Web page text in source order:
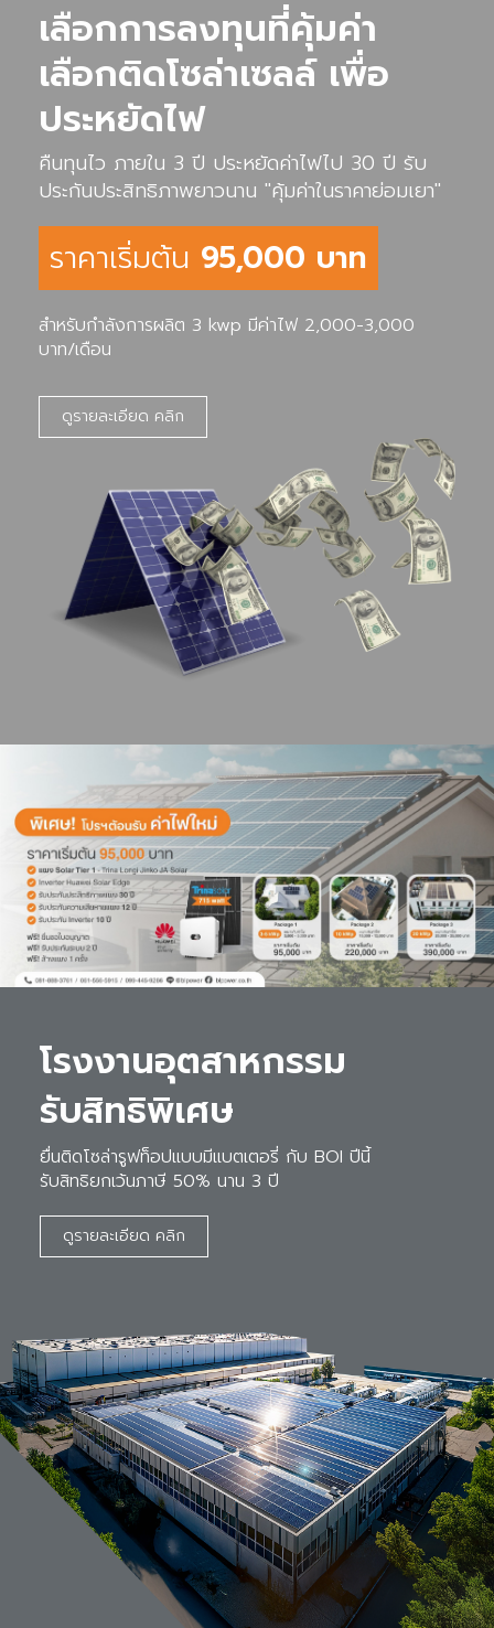
เลือกการลงทุนที่คุ้มค่า
เลือกติดโซล่าเซลล์ เพื่อ
ประหยัดไฟ
คืนทุนไว ภายใน 3 ปี ประหยัดค่าไฟไป 30 ปี รับ
ประกันประสิทธิภาพยาวนาน "คุ้มค่าในราคาย่อมเยา"
ราคาเริ่มต้น 95,000 บาท
สำหรับกำลังการผลิต 3 kwp มีค่าไฟ 2,000-3,000
บาท/เดือน
ดูรายละเอียด คลิก
โรงงานอุตสาหกรรม
รับสิทธิพิเศษ
ยื่นติดโซล่ารูฟท็อปแบบมีแบตเตอรี่ กับ BOI ปีนี้
รับสิทธิยกเว้นภาษี 50% นาน 3 ปี
ดูรายละเอียด คลิก